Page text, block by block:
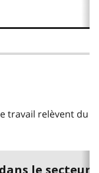
travail relèvent du
le secteur